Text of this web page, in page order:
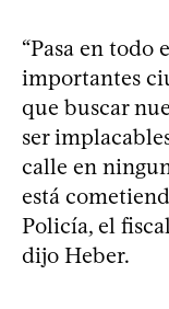
“Pasa en todo
importantes
que buscar
ser
calle en
está
Policía, el
dijo Heber.